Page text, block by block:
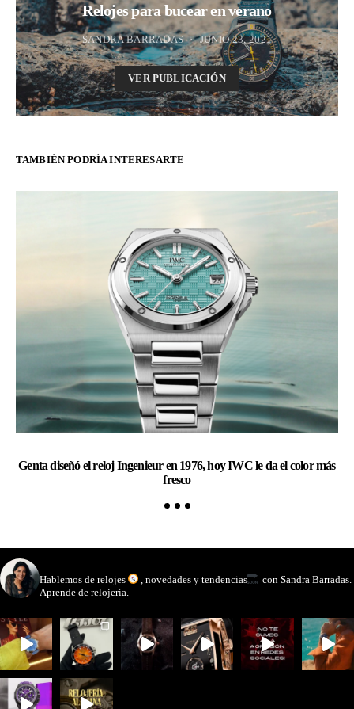
Relojes para bucear en verano
SANDRA BARRADAS JUNIO 23, 2021
VER PUBLICACIÓN
TAMBIÉN PODRÍA INTERESARTE
Genta diseñó el reloj Ingenieur en 1976, hoy IWC le da el color más
fresco
Hablemos de relojes , novedades y tendencias
con Sandra Barradas.
Aprende de relojería.